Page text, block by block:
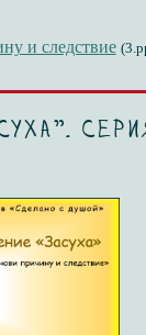
и следствие